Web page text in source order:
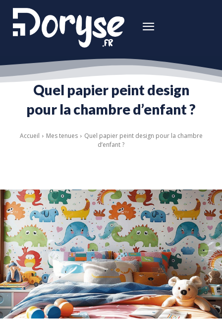
Quel papier peint design
pour la chambre d’enfant ?
Accueil Mes tenues
Quel papier peint design pour la chambre
d’enfant ?